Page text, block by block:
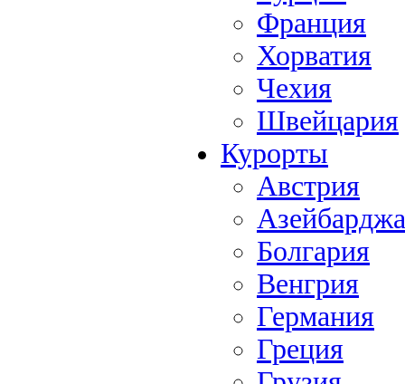
Франция
Хорватия
Чехия
Швейцария
Курорты
Австрия
Болгария
Венгрия
Германия
Греция